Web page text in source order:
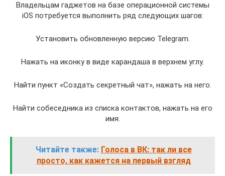
Владельцам гаджетов на базе операционной системы
iOS потребуется выполнить ряд следующих шагов:
Установить обновленную версию Telegram.
Нажать на иконку в виде карандаша в верхнем углу.
Найти пункт «Создать секретный чат», нажать на него.
Найти собеседника из списка контактов, нажать на его
имя.
Читайте также: Голоса в ВК: так ли все
просто, как кажется на первый взгляд